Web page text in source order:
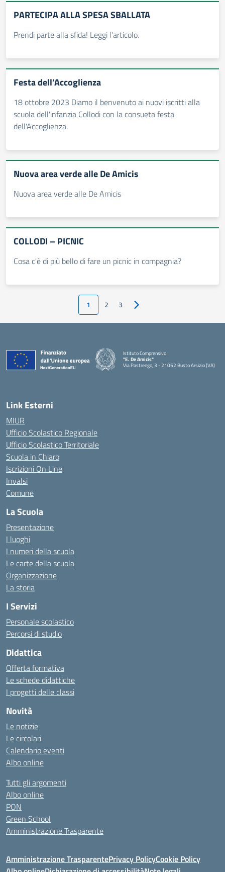
PARTECIPA ALLA SPESA SBALLATA
Prendi parte alla sfida! Leggi l'articolo.
Festa dell’Accoglienza
18 ottobre 2023 Diamo il benvenuto ai nuovi iscritti alla
scuola dell'infanzia Collodi con la consueta festa
dell'Accoglienza.
Nuova area verde alle De Amicis
Nuova area verde alle De Amicis
COLLODI – PICNIC
Cosa c'è di più bello di fare un picnic in compagnia?
1 2 3 Pagina successiva
Istituto Comprensivo
"E. De Amicis"
Via Pastrengo, 3 - 21052 Busto Arsizio (VA)
Link Esterni
MIUR
Ufficio Scolastico Regionale
Ufficio Scolastico Territoriale
Scuola in Chiaro
Iscrizioni On Line
Invalsi
Comune
La Scuola
Presentazione
I luoghi
I numeri della scuola
Le carte della scuola
Organizzazione
La storia
I Servizi
Personale scolastico
Percorsi di studio
Didattica
Offerta formativa
Le schede didattiche
I progetti delle classi
Novità
Le notizie
Le circolari
Calendario eventi
Albo online
Tutti gli argomenti
Albo online
PON
Green School
Amministrazione Trasparente
Amministrazione TrasparentePrivacy PolicyCookie Policy